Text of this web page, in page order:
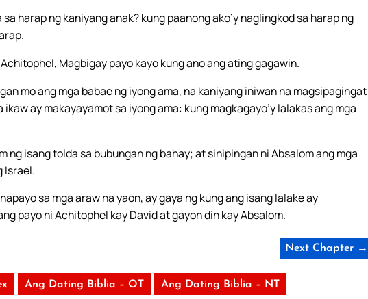
harap ng kaniyang anak? kung paanong ako’y naglingkod sa harap ng
Magbigay payo kayo kung ano ang ating gagawin.
mo ang mga babae ng iyong ama, na kaniyang iniwan na magsipagingat
ay makayayamot sa iyong ama: kung magkagayo’y lalakas ang mga
ng isang tolda sa bubungan ng bahay; at sinipingan ni Absalom ang mga
Israel.
sa mga araw na yaon, ay gaya ng kung ang isang lalake ay
payo ni Achitophel kay David at gayon din kay Absalom.
Next Chapter →
Ang Dating Biblia – OT Ang Dating Biblia – NT